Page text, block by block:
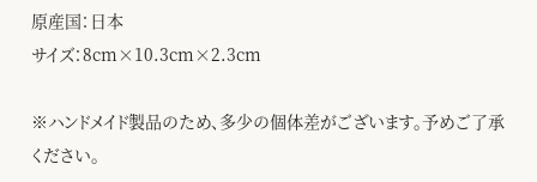
原産国：日本
サイズ：8cm×10.3cm×2.3cm
※ハンドメイド製品のため、多少の個体差がございます。予めご了承
ください。